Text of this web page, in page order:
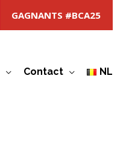
GAGNANTS #BCA25
Contact NL